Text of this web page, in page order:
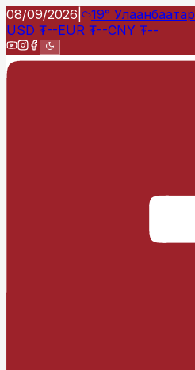
08/09/2026 19° Улаанбаатар
USD ₮--EUR ₮--CNY ₮--